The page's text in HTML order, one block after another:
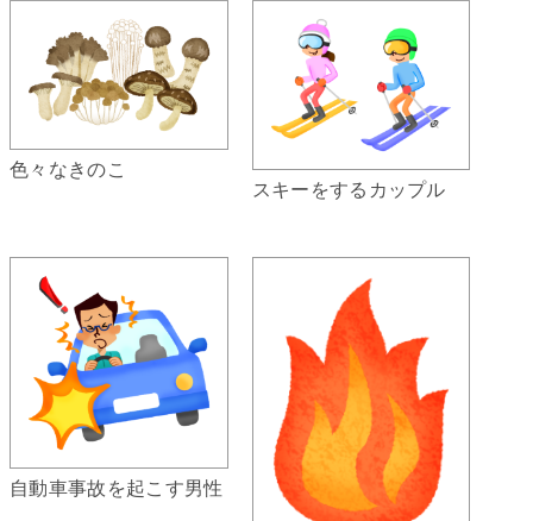
色々なきのこ
スキーをするカップル
自動車事故を起こす男性